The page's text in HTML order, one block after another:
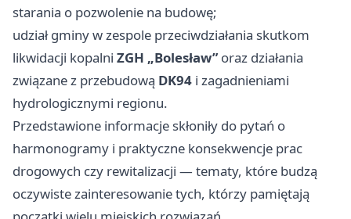
starania o pozwolenie na budowę;
udział gminy w zespole przeciwdziałania skutkom
likwidacji kopalni ZGH „Bolesław”oraz działania
związane z przebudową DK94 i zagadnieniami
hydrologicznymi regionu.
Przedstawione informacje skłoniły do pytań o
harmonogramy i praktyczne konsekwencje prac
drogowych czy rewitalizacji — tematy, które budzą
oczywiste zainteresowanie tych, którzy pamiętają